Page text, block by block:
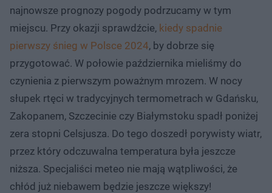
najnowsze prognozy pogody podrzucamy w tym
miejscu. Przy okazji sprawdźcie, kiedy spadnie
pierwszy śnieg w Polsce 2024, by dobrze się
przygotować. W połowie października mieliśmy do
czynienia z pierwszym poważnym mrozem. W nocy
słupek rtęci w tradycyjnych termometrach w Gdańsku,
Zakopanem, Szczecinie czy Białymstoku spadł poniżej
zera stopni Celsjusza. Do tego doszedł porywisty wiatr,
przez który odczuwalna temperatura była jeszcze
niższa. Specjaliści meteo nie mają wątpliwości, że
chłód już niebawem będzie jeszcze większy!